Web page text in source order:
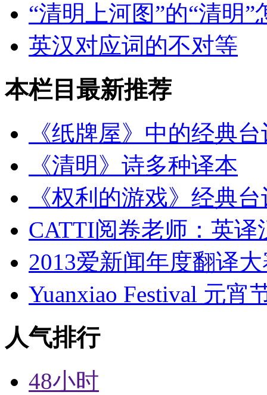
“清明上河图”的“清明
英汉对应词的不对等
本栏目最新推荐
《纸牌屋》中的经典
《清明》诗多种译本
《权利的游戏》经典
CATTI阅卷老师：英译
2013爱新闻年度翻译
Yuanxiao Festival 元宵
人气排行
48小时